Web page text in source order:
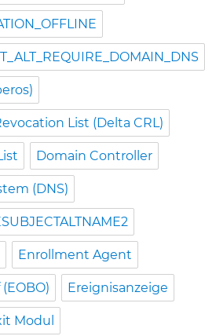
List (Delta CRL)
Domain Controller
(DNS)
Enrollment Agent
Ereignisanzeige
Modul